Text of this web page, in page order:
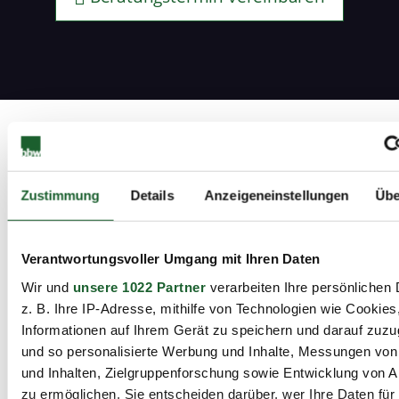
Zustimmung Details Anzeigeneinstellungen
Verantwortungsvoller Umgang mit Ihren Daten
Wir und unsere 1022 Partnerverarbeiten Ihre persönlichen
z. B. Ihre IP-Adresse, mithilfe von Technologien wie
Informationen auf Ihrem Gerät zu speichern und darauf
und so personalisierte Werbung und Inhalte, Messungen
und Inhalten, Zielgruppenforschung sowie Entwicklung von
zu ermöglichen. Sie entscheiden darüber, wer Ihre Daten für
WeitereInformationen
Ablaufplan
Zielgruppe
Teilnahmevoraussetzung